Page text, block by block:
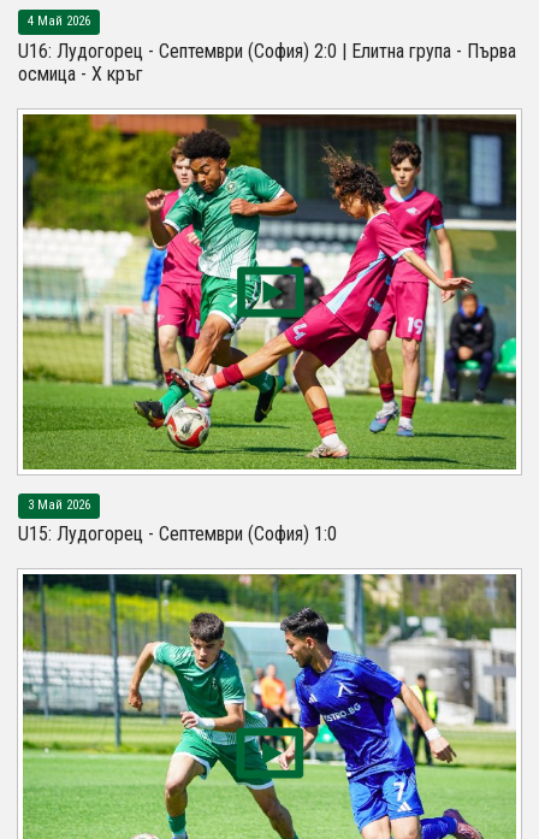
4 Май 2026
U16: Лудогорец - Септември (София) 2:0 | Елитна група - Първа
осмица - X кръг
3 Май 2026
U15: Лудогорец - Септември (София) 1:0